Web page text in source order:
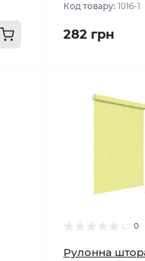
Код товару: 1016-1
282 грн
0
Рулонна